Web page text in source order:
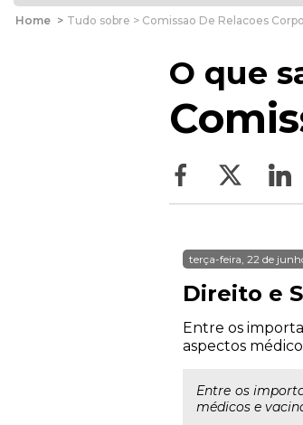
Home > Tudo sobre > Comissao De Relacoes
O que
terça-feira, 22 de
Direito e
Entre os
aspectos
Entre os
médicos e